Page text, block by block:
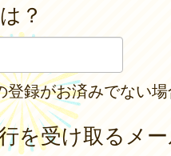
？
登録がお済みでない
を受け取るメ